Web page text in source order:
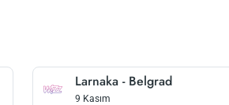
Larnaka - Belgrad
9 Kasım